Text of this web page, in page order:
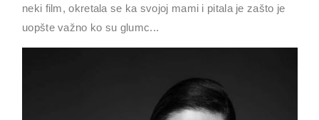
neki film, okretala se ka svojoj mami i pitala je zašto je
uopšte važno ko su glumc...